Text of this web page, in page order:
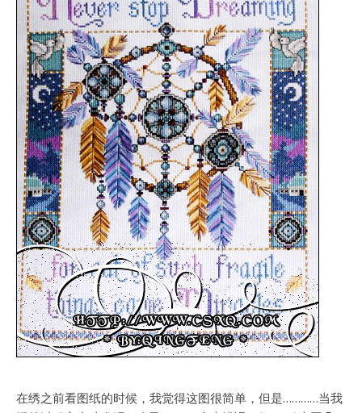
在绣之前看图纸的时候，我觉得这图很简单，但是…………当我